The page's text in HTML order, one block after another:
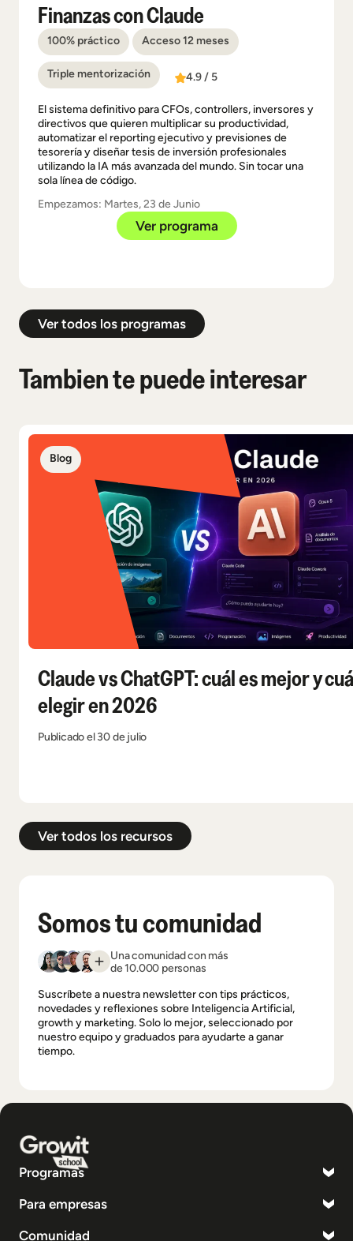
Finanzas con Claude
100% práctico Acceso 12 meses
Triple mentorización 4.9 / 5
El sistema definitivo para CFOs, controllers, inversores y
directivos que quieren multiplicar su productividad,
automatizar el reporting ejecutivo y previsiones de
tesorería y diseñar tesis de inversión profesionales
utilizando la IA más avanzada del mundo. Sin tocar una
sola línea de código.
Empezamos: Martes, 23 de Junio
Ver programa
Ver todos los programas
Tambien te puede interesar
Blog
Claude vs ChatGPT: cuál es mejor y
elegir en 2026
Publicado el 30 de julio
Ver todos los recursos
Somos tu comunidad
Una comunidad con más
de 10.000 personas
Suscríbete a nuestra newsletter con tips prácticos,
novedades y reflexiones sobre Inteligencia Artificial,
growth y marketing. Solo lo mejor, seleccionado por
nuestro equipo y graduados para ayudarte a ganar
tiempo.
Programas
Para empresas
Comunidad